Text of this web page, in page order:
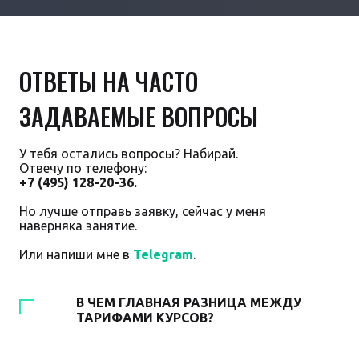
ОТВЕТЫ НА ЧАСТО
ЗАДАВАЕМЫЕ ВОПРОСЫ
У тебя остались вопросы? Набирай.
Отвечу по телефону:
+7 (495) 128-20-36.
Но лучше отправь заявку, сейчас у меня
наверняка занятие.
Или напиши мне в Telegram.
В ЧЕМ ГЛАВНАЯ РАЗНИЦА МЕЖДУ
ТАРИФАМИ КУРСОВ?